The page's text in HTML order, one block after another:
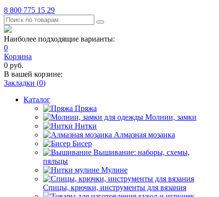
8 800 775 15 29
Наиболее подходящие варианты:
0
Корзина
0 руб.
В вашей корзине:
Закладки (0)
Каталог
Пряжа
Молнии, замки
Нитки
Алмазная мозаика
Бисер
Вышивание: наборы, схемы,
пяльцы
Мулине
Спицы, крючки, инструменты для вязания